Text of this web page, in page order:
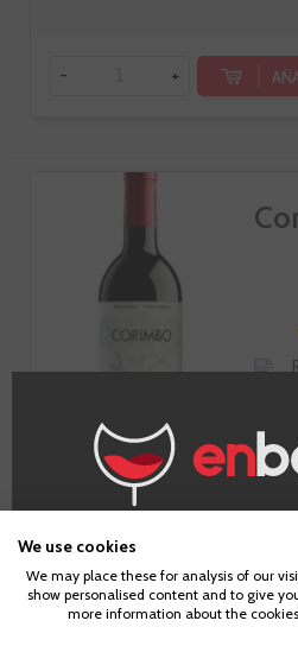
- +
Botella de 75cl.
¿Eres mayor
Para acceder a enbotella,
tu país de residencia, lo
We use cookies
We may place these for analysis of our
show personalised content and to give
more information about the